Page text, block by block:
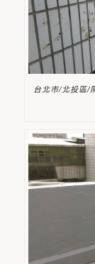
台北市/北投區/